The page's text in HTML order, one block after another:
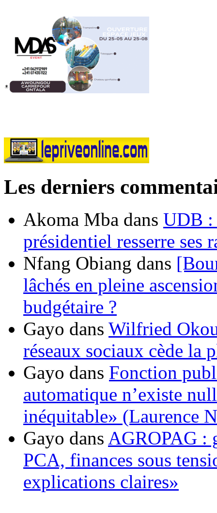
Les derniers
Akoma Mba dans UDB :
présidentiel resserre ses
Nfang Obiang dans
lâchés en pleine
budgétaire ?
Gayo dans Wilfried
réseaux sociaux cède la
Gayo dans Fonction
automatique n’existe
inéquitable» (Laurence
Gayo dans AGROPAG :
PCA, finances sous
explications claires»